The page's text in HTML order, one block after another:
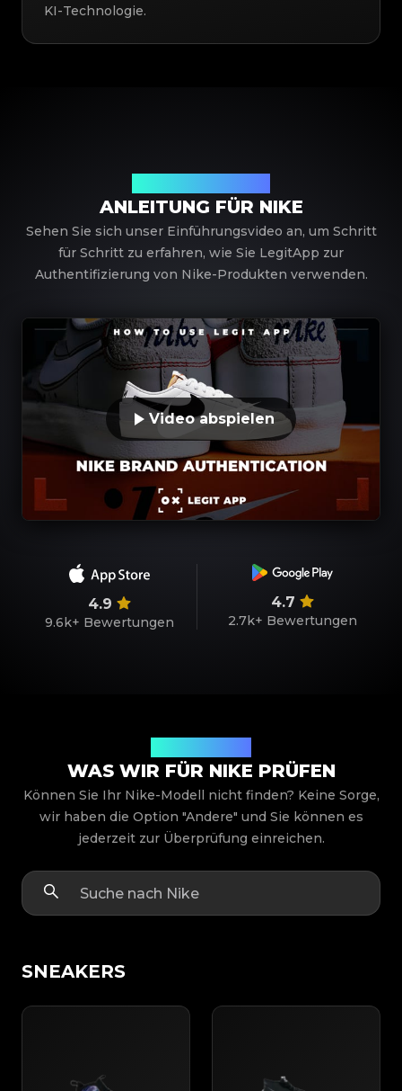
KI-Technologie.
ANLEITUNG FÜR NIKE
Sehen Sie sich unser Einführungsvideo an, um Schritt
für Schritt zu erfahren, wie Sie LegitApp zur
Authentifizierung von Nike-Produkten verwenden.
Video abspielen
4.9
9.6k+ Bewertungen
4.7
2.7k+ Bewertungen
WAS WIR FÜR NIKE PRÜFEN
Können Sie Ihr Nike-Modell nicht finden? Keine Sorge,
wir haben die Option "Andere" und Sie können es
jederzeit zur Überprüfung einreichen.
SNEAKERS